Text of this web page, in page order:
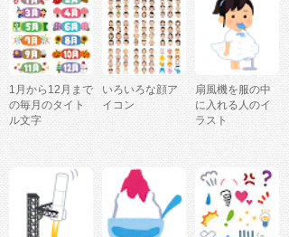
1月から12月まで
の毎月のタイト
ル文字
いろいろな顔ア
イコン
扇風機を服の中
に入れる人のイ
ラスト